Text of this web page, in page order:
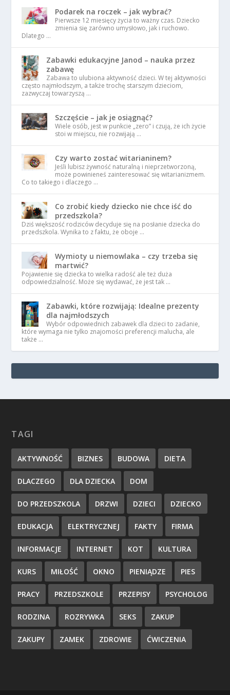
Podarek na roczek – jak wybrać?
Pierwsze 12 miesięcy życia to ważny czas. Dziecko
zmienia się zarówno umysłowo, jak i ruchowo.
Dlatego …
Zabawki edukacyjne Janod – nauka przez
zabawę
Zabawa to ulubiona aktywność dzieci. W tej aktywności
często najmłodszym, a także trochę starszym dzieciom,
zazwyczaj towarzyszą …
Szczęście – jak je osiągnąć?
Wiele osób, jest w punkcie „zero” i czują, że ich życie
stoi w miejscu, nie rozwijają …
Czy warto zostać witarianinem?
Jeśli lubisz żywność naturalną i nieprzetworzoną,
może powinieneś zainteresować się witarianizmem.
Co to takiego i dlaczego …
Co zrobić kiedy dziecko nie chce iść do
przedszkola?
Dziś większość rodziców decyduje się na posłanie dziecka do
przedszkola. Wynika to z faktu, że oboje …
Wymioty u niemowlaka – czy trzeba się
martwić?
Pojawienie się dziecka to wielka radość ale też duża
odpowiedzialność. Może się wydawać, że jest tak …
Zabawki, które rozwijają: Idealne prezenty
dla najmłodszych
Wybór odpowiednich zabawek dla dzieci to zadanie,
które wymaga nie tylko znajomości preferencji malucha, ale
także …
TAGI
AKTYWNOŚĆ BIZNES BUDOWA DIETA
DLACZEGO DLA DZIECKA DOM
DO PRZEDSZKOLA DRZWI DZIECI DZIECKO
EDUKACJA ELEKTRYCZNEJ FAKTY FIRMA
INFORMACJE INTERNET KOT KULTURA
KURS MIŁOŚĆ OKNO PIENIĄDZE PIES
PRACY PRZEDSZKOLE PRZEPISY PSYCHOLOG
RODZINA ROZRYWKA SEKS ZAKUP
ZAKUPY ZAMEK ZDROWIE ĆWICZENIA